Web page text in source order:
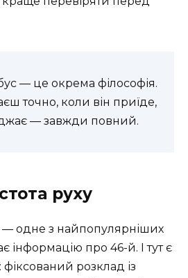
— це окрема філософія.
точно, коли він приїде,
— завжди повний.
руху
— одне з найпопулярніших
інформацію про 46-й. І тут є
розклад із